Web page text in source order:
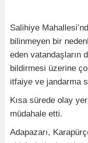
Salihiye
bilinmeyen bir
eden vatandaşların
bildirmesi üzerine
itfaiye ve jandarma
Kısa sürede olay
müdahale etti.
Adapazarı,